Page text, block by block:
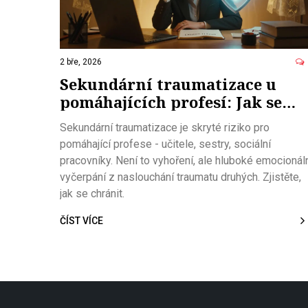
2 bře, 2026
Sekundární traumatizace u
pomáhajících profesí: Jak se
chránit před emocionálním
vyčerpáním
Sekundární traumatizace je skryté riziko pro
pomáhající profese - učitele, sestry, sociální
pracovníky. Není to vyhoření, ale hluboké
vyčerpání z naslouchání traumatu druhých. Zjistěte,
jak se chránit.
ČÍST VÍCE